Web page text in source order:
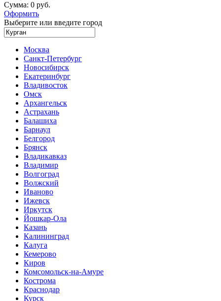
Сумма: 0 руб.
Оформить
Выберите или введите город
Москва
Санкт-Петербург
Новосибирск
Екатеринбург
Владивосток
Омск
Архангельск
Астрахань
Балашиха
Барнаул
Белгород
Брянск
Владикавказ
Владимир
Волгоград
Волжский
Иваново
Ижевск
Иркутск
Йошкар-Ола
Казань
Калининград
Калуга
Кемерово
Киров
Комсомольск-на-Амуре
Кострома
Краснодар
Курск